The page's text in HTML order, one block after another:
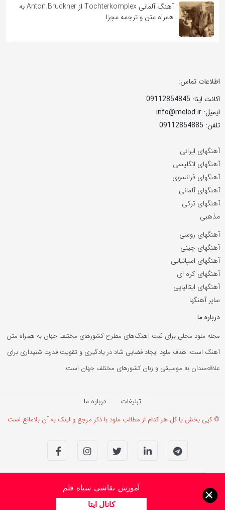
آهنگ آلمانی Tochterkomplex از Anton Bruckner به
همراه متن و ترجمه مجزا
اطلاعات تماس:
اکانت ایتا: 09112854845
ایمیل: info@melod.ir
تلفن: 09112854885
آهنگهای ایرانی
آهنگهای انگلیسی
آهنگهای فرانسوی
آهنگهای آلمانی
آهنگهای ترکی
مذهبی
آهنگهای روسی
آهنگهای چینی
آهنگهای اسپانیایی
آهنگهای کره ای
آهنگهای ایتالیایی
سایر آهنگها
درباره ما
مجله ملود محلی برای ثبت آهنگ‌های مطرح کشورهای مختلف جهان به همراه متن
آهنگ است. هدف ملود ایجاد فضایی شاد در یادگیری و تقویت قدرت شنیداری برای
علاقه‌مندان به موسیقی و زبان کشورهای مختلف جهان است.
تبلیغات درباره ما
© کپی بخش یا کل هر کدام از مطالب ملود با ذکر مرجع و لینک به آن بلامانع است.
آموزش نقاشی سیاه قلم
کانال ایتا
×